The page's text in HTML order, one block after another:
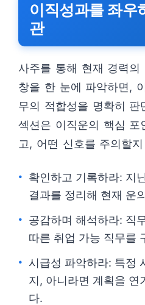
이직성과를 좌우
관
사주를 통해 현재 경력의
창을 한 눈에 파악하면,
무의 적합성을 명확히 판
섹션은 이직운의 핵심 포
고, 어떤 신호를 주의할
확인하고 기록하라: 지
결과를 정리해 현재 운
공감하며 해석하라: 직
따른 취업 가능 직무를
시급성 파악하라: 특정
지, 아니라면 계획을 연
다.